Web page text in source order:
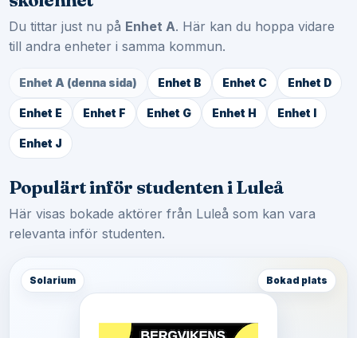
Du tittar just nu på Enhet A. Här kan du hoppa vidare
till andra enheter i samma kommun.
Enhet A (denna sida) Enhet B Enhet C Enhet D
Enhet E Enhet F Enhet G Enhet H Enhet I
Enhet J
Populärt inför studenten i Luleå
Här visas bokade aktörer från Luleå som kan vara
relevanta inför studenten.
Solarium Bokad plats